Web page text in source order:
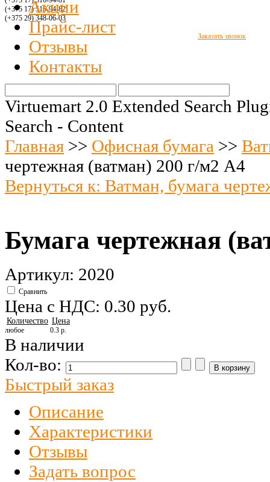
(+375 17) 516-94-82
(+375 29) 348-06-03
Заказать звонок
Акции
Прайс-лист
Отзывы
Контакты
Virtuemart 2.0 Extended Search
Search - Content
Главная >> Офисная бумага >>
чертежная (ватман) 200 г/м2 А4
Вернуться к: Ватман, бумага
Бумага чертежная
Артикул: 2020
Сравнить
Цена с НДС: 0.30 pуб.
Количество Цена
любое 0.3 р.
В наличии
Кол-во:
Быстрый заказ
Описание
Характеристики
Отзывы
Задать вопрос